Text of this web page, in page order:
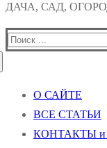
ДАЧА, САД,
Найти:
О САЙТЕ
ВСЕ СТАТЬИ
КОНТАКТЫ